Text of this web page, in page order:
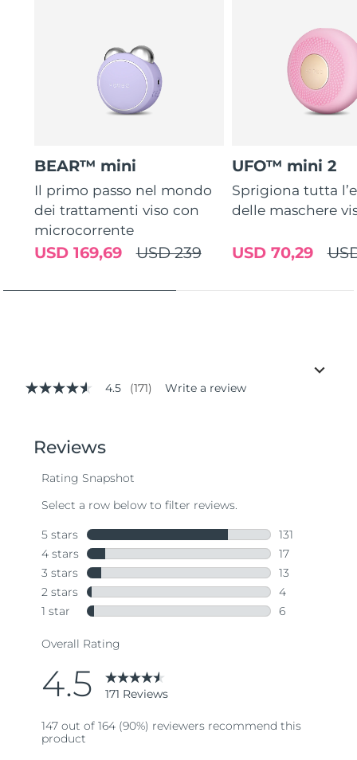
BEAR™ mini
Il primo passo nel mondo
dei trattamenti viso con
microcorrente
USD 239
USD 169,69
UFO™ mini 2
Sprigiona tutta
delle maschere
USD 70,29
4.5
stars,
average
value.
171
Same
page
link.
4.5 (171) Write a review